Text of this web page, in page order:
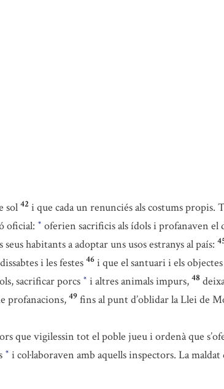
sol 42 i que cada un renunciés als costums propis.
oficial: * oferien sacrificis als ídols i profanaven el
habitants a adoptar uns usos estranys al país:
i les festes 46 i que el santuari i els
sacrificar porcs * i altres animals impurs, 48
profanacions, 49 fins al punt d’oblidar la Llei de
que vigilessin tot el poble jueu i ordenà que
* i col·laboraven amb aquells inspectors. La